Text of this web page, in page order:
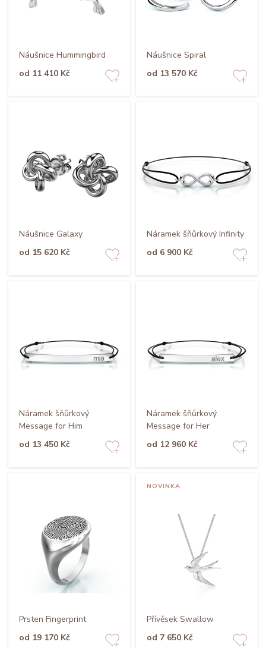
Náušnice Hummingbird
od 11 410 Kč
Náušnice Spiral
od 13 570 Kč
Náušnice Galaxy
od 15 620 Kč
Náramek šňůrkový Infinity
od 6 900 Kč
Náramek šňůrkový
Message for Him
od 13 450 Kč
Náramek šňůrkový
Message for Her
od 12 960 Kč
Prsten Fingerprint
od 19 170 Kč
NOVINKA
Přívěsek Swallow
od 7 650 Kč